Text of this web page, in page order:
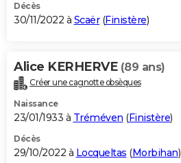
Décès
30/11/2022 à Scaër(Finistère)
Alice KERHERVE (89 ans)
Créer une cagnotte obsèques
Naissance
23/01/1933 à Tréméven (Finistère)
Décès
29/10/2022 à Locqueltas (Morbihan)